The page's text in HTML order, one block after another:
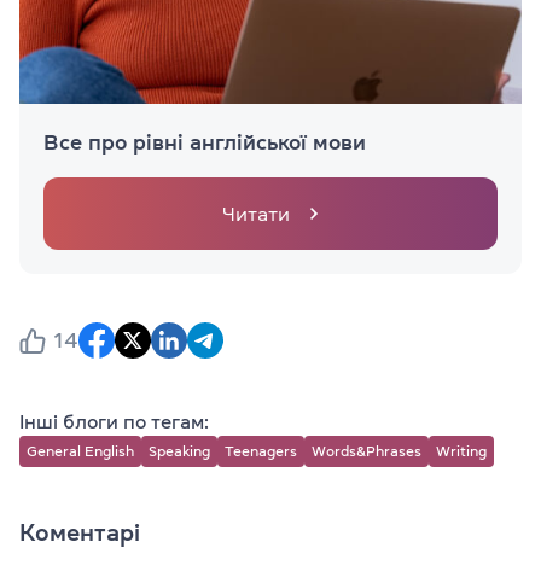
Все про рівні англійської мови
Читати
14
Інші блоги по тегам:
General English Speaking Teenagers Words&Phrases Writing
Коментарі